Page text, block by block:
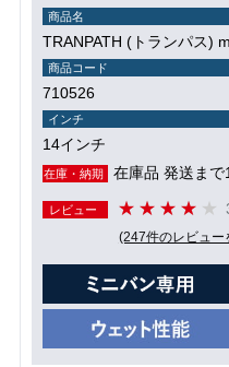
商品名
TRANPATH (トランパス)
商品コード
710526
インチ
14インチ
在庫・納期 在庫品 発送まで
レビュー
(247件のレビュー